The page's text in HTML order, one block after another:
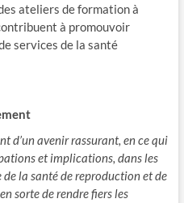
ateliers de formation à
à promouvoir
services de la santé
d’un avenir rassurant, en ce qui
et implications, dans les
la santé de reproduction et de
sorte de rendre fiers les